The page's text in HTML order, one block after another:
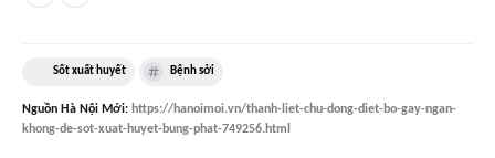
Sốt xuất huyết Bệnh sởi
Nguồn Hà Nội Mới: https://hanoimoi.vn/thanh-liet-chu-dong-diet-bo-gay-ngan-
khong-de-sot-xuat-huyet-bung-phat-749256.html